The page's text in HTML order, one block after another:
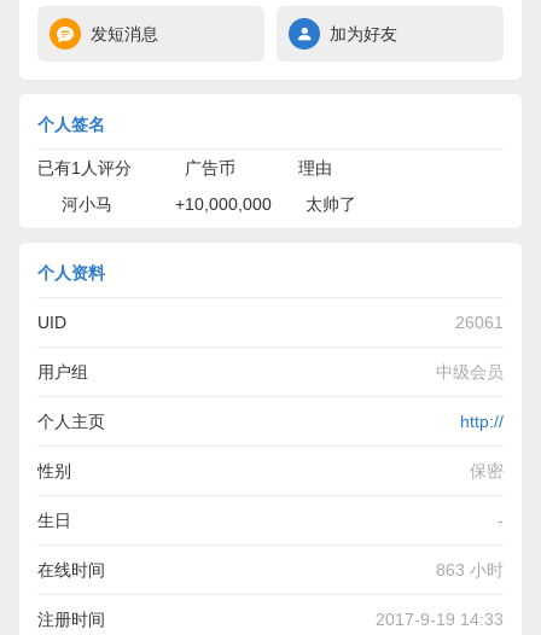
发短消息 加为好友
个人签名
已有1人评分 广告币 理由
河小马 +10,000,000 太帅了
个人资料
UID 26061
用户组 中级会员
个人主页 http://
性别 保密
生日 -
在线时间 863 小时
注册时间 2017-9-19 14:33